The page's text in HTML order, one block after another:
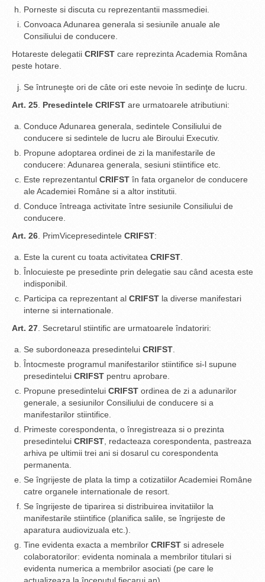
Porneste si discuta cu reprezentantii massmediei.
Convoaca Adunarea generala si sesiunile anuale ale
Consiliului de conducere.
Hotareste delegatii CRIFST care reprezinta Academia Româna
peste hotare.
Se întruneşte ori de câte ori este nevoie în sedinţe de lucru.
Art. 25 Presedintele CRIFST are urmatoarele atributiuni:
Conduce Adunarea generala, sedintele Consiliului de
conducere si sedintele de lucru ale Biroului Executiv.
Propune adoptarea ordinei de zi la manifestarile de
conducere: Adunarea generala, sesiuni stiintifice etc.
Este reprezentantul CRIFST în fata organelor de conducere
ale Academiei Române si a altor institutii.
Conduce întreaga activitate între sesiunile Consiliului de
conducere.
Art. 26 . PrimVicepresedintele CRIFST:
Este la curent cu toata activitatea CRIFST
Înlocuieste pe presedinte prin delegatie sau când acesta este
indisponibil.
Participa ca reprezentant al CRIFST la diverse manifestari
interne si internationale.
Art. 27 . Secretarul stiintific are urmatoarele îndatoriri:
Se subordoneaza presedintelui CRIFST
Întocmeste programul manifestarilor stiintifice si-l supune
presedintelui CRIFST pentru aprobare.
Propune presedintelui CRIFST ordinea de zi a adunarilor
generale, a sesiunilor Consiliului de conducere si a
manifestarilor stiintifice.
Primeste corespondenta, o înregistreaza si o prezinta
presedintelui CRIFST , redacteaza corespondenta, pastreaza
arhiva pe ultimii trei ani si dosarul cu corespondenta
permanenta.
Se îngrijeste de plata la timp a cotizatiilor Academiei Române
catre organele internationale de resort.
Se îngrijeste de tiparirea si distribuirea invitatiilor la
manifestarile stiintifice (planifica salile, se îngrijeste de
aparatura audiovizuala etc.).
Tine evidenta exacta a membrilor CRIFST si adresele
colaboratorilor: evidenta nominala a membrilor titulari si
evidenta numerica a membrilor asociati (pe care le